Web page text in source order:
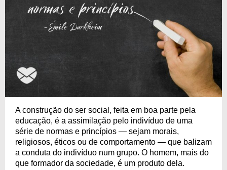
A construção do ser social, feita em boa parte pela
educação, é a assimilação pelo indivíduo de uma
série de normas e princípios — sejam morais,
religiosos, éticos ou de comportamento — que balizam
a conduta do indivíduo num grupo. O homem, mais do
que formador da sociedade, é um produto dela.